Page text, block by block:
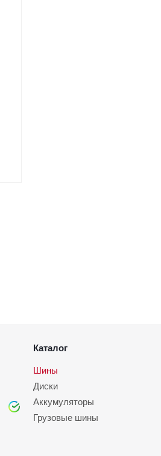
Каталог
Шины
Диски
Аккумуляторы
Грузовые шины